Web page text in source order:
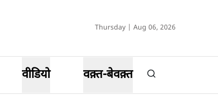
Thursday | Aug 06, 2026
वीडियो वक़्त-बेवक़्त